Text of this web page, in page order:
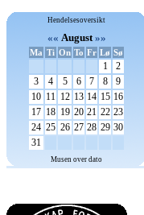
Hendelsesoversikt
«« August»»
Ma Ti On To Fr Lø Sø
1
2
3
4 5 6 7 8
9
10 11 12 13 14 15 16
17 18 19 20 21 22 23
24 25 26 27 28 29 30
31
Musen over dato